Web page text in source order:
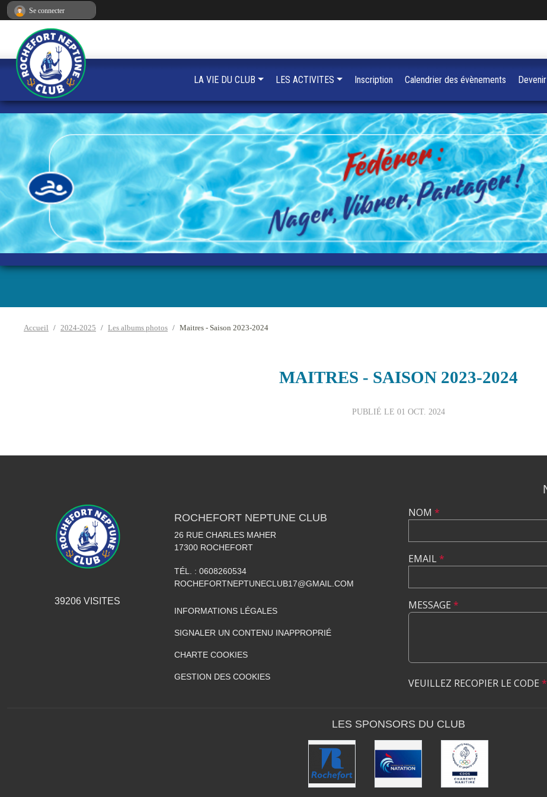
Accueil 2024-2025 Les albums photos Maitres - Saison 2023-2024
MAITRES - SAISON 2023-2024
PUBLIÉ LE 01 OCT. 2024
LA VIE DU CLUB LES ACTIVITES Inscription Calendrier des évènements
39206VISITES
ROCHEFORT NEPTUNE CLUB
26 RUE CHARLES MAHER
17300 ROCHEFORT
TÉL. : 0608260534
ROCHEFORTNEPTUNECLUB17@GMAIL.COM
INFORMATIONS LÉGALES
SIGNALER UN CONTENU INAPPROPRIÉ
CHARTE COOKIES
GESTION DES COOKIES
NOM *
EMAIL*
MESSAGE *
VEUILLEZ RECOPIER LE CODE *
LES SPONSORS DU CLUB
Se connecter
Panneau de gestion des cookies